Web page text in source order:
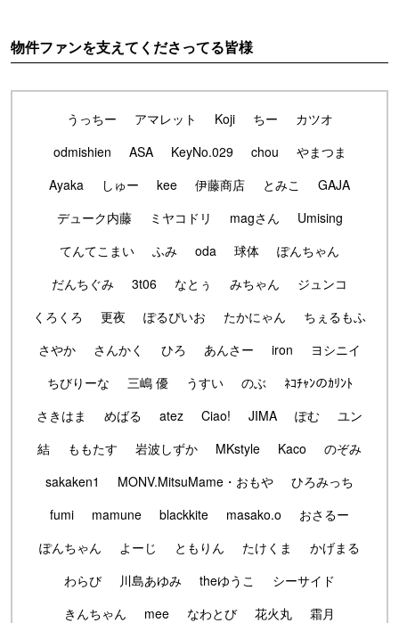
物件ファンを支えてくださってる皆様
うっちー アマレット Koji ちー
カツオ
odmishien
ASA KeyNo.029 chou
やまつま
Ayaka
しゅー kee 伊藤商店 とみこ
GAJA
デューク内藤
ミヤコドリ magさん
Umising
てんてこまい
ふみ oda 球体
ぽんちゃん
だんちぐみ
3t06 なとぅ みちゃん
ジュンコ
くろくろ
更夜 ぽるぴいお たかにゃん
ちぇるもふ
さやか
さんかく ひろ あんさー iron
ヨシニイ
ちびりーな
三嶋 優 うすい のぶ
ﾈｺﾁｬﾝのｶﾘﾝﾄ
さきはま
めばる atez Ciao! JIMA ぽむ
ユン
結
ももたす 岩波しずか MKstyle Kaco
のぞみ
sakaken1
MONV.MitsuMame・おもや
ひろみっち
fumi
mamune blackkite masako.o
おさるー
ぽんちゃん
よーじ ともりん たけくま
かげまる
わらび
川島あゆみ theゆうこ
シーサイド
きんちゃん
mee なわとび 花火丸
霜月